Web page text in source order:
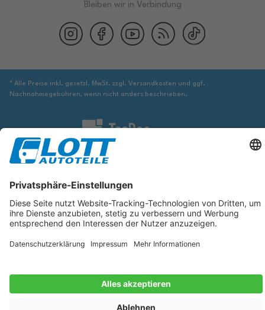
Bleiben wir in Verbindung
* Alle Preise inkl. gesetzl. MwSt. zzgl. Versandkosten und ggf.
Nachnahmegebühren, wenn nicht anders beschrieben.
Wir sind verpflichtet Sie darauf hinzuweisen, dass Sie ggf. ergänzende
entspricht und für das betreffende Automobil passt.
Die hier angezeigten Daten, insbesondere die gesamte Datenbank, dürfen
nicht kopiert werden. Es ist zu unterlassen, die Daten oder die gesamte
Datenbank ohne vorherige Zustimmung von TecDoc zu vervielfältigen, zu
verbreiten und/oder diese Handlungen durch Dritte ausführen zu lassen.